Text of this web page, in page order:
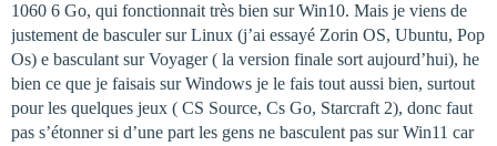
1060 6 Go, qui fonctionnait très bien sur Win10. Mais je viens de
justement de basculer sur Linux (j’ai essayé Zorin OS, Ubuntu, Pop
Os) e basculant sur Voyager ( la version finale sort aujourd’hui), he
bien ce que je faisais sur Windows je le fais tout aussi bien, surtout
pour les quelques jeux ( CS Source, Cs Go, Starcraft 2), donc faut
pas s’étonner si d’une part les gens ne basculent pas sur Win11 car